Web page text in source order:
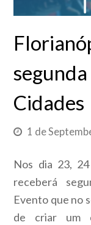
Cidades
1 de
Nos dia 23,
receberá
Evento que no
de criar um